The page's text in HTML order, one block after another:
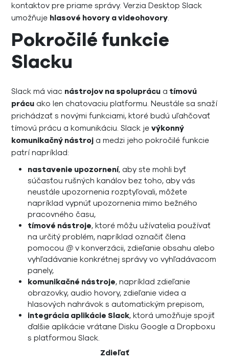
kontaktov pre priame správy. Verzia Desktop Slack
umožňuje hlasové hovory a videohovory.
Pokročilé funkcie
Slacku
Slack má viac nástrojov na spoluprácu a tímovú
prácu ako len chatovaciu platformu. Neustále sa snaží
prichádzať s novými funkciami, ktoré budú uľahčovať
tímovú prácu a komunikáciu. Slack jevýkonný
komunikačný nástroj a medzi jeho pokročilé funkcie
patrí napríklad:
nastavenie upozornení, aby ste mohli byť
súčasťou rušných kanálov bez toho, aby vás
neustále upozornenia rozptyľovali, môžete
napríklad vypnúť upozornenia mimo bežného
pracovného času,
tímové nástroje, ktoré môžu užívatelia používať
na určitý problém, napríklad označiť člena
pomocou @ v konverzácii, zdieľanie obsahu alebo
vyhľadávanie konkrétnej správy vo vyhľadávacom
panely,
komunikačné nástroje, napríklad zdieľanie
obrazovky, audio hovory, zdieľanie videa a
hlasových nahrávok s automatickým prepisom,
integrácia aplikácie Slack, ktorá umožňuje spojiť
ďalšie aplikácie vrátane Disku Google a Dropboxu
s platformou Slack.
Zdieľať